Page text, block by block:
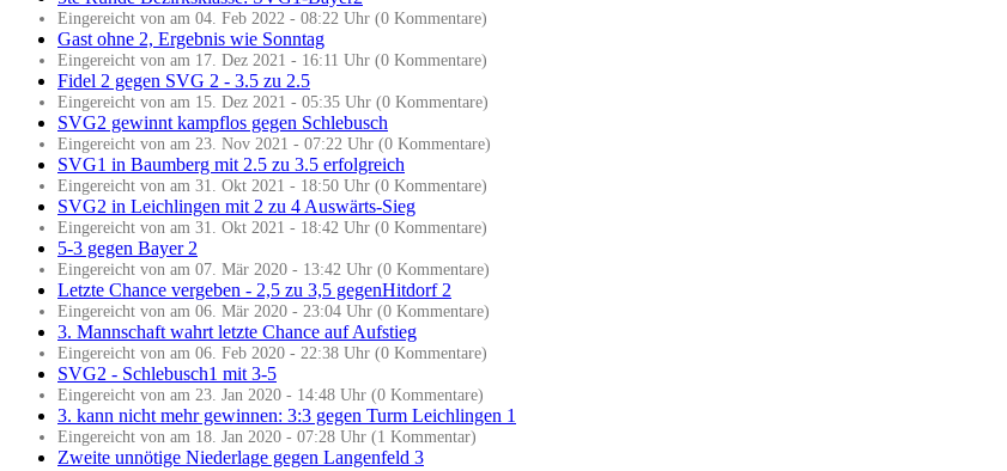
Eingereicht von am 04. Feb 2022 - 08:22 Uhr (0 Kommentare)
Gast ohne 2, Ergebnis wie Sonntag
Eingereicht von am 17. Dez 2021 - 16:11 Uhr (0 Kommentare)
Fidel 2 gegen SVG 2 - 3.5 zu 2.5
Eingereicht von am 15. Dez 2021 - 05:35 Uhr (0 Kommentare)
SVG2 gewinnt kampflos gegen Schlebusch
Eingereicht von am 23. Nov 2021 - 07:22 Uhr (0 Kommentare)
SVG1 in Baumberg mit 2.5 zu 3.5 erfolgreich
Eingereicht von am 31. Okt 2021 - 18:50 Uhr (0 Kommentare)
SVG2 in Leichlingen mit 2 zu 4 Auswärts-Sieg
Eingereicht von am 31. Okt 2021 - 18:42 Uhr (0 Kommentare)
5-3 gegen Bayer 2
Eingereicht von am 07. Mär 2020 - 13:42 Uhr (0 Kommentare)
Letzte Chance vergeben - 2,5 zu 3,5 gegenHitdorf 2
Eingereicht von am 06. Mär 2020 - 23:04 Uhr (0 Kommentare)
3. Mannschaft wahrt letzte Chance auf Aufstieg
Eingereicht von am 06. Feb 2020 - 22:38 Uhr (0 Kommentare)
SVG2 - Schlebusch1 mit 3-5
Eingereicht von am 23. Jan 2020 - 14:48 Uhr (0 Kommentare)
3. kann nicht mehr gewinnen: 3:3 gegen Turm Leichlingen 1
Eingereicht von am 18. Jan 2020 - 07:28 Uhr (1 Kommentar)
Zweite unnötige Niederlage gegen Langenfeld 3